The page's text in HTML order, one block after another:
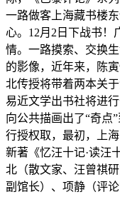
一路做客上海藏书楼
心。12月2日下战书！
情。一路摸索、交换
的影像，近年来，陈
北传授将带着两本关
易近文学出书社将进
向公共描画出了“奇点
行授权取，最初，上
新著《忆汪十记·读汪
北（散文家、汪曾祺
副馆长）、项静（评